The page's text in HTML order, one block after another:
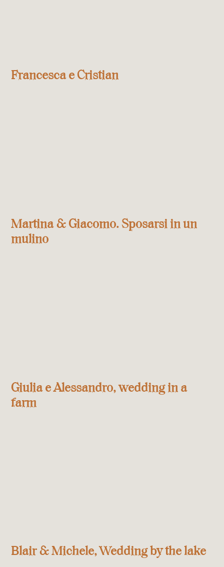
Francesca e Cristian
Martina & Giacomo. Sposarsi in un
mulino
Giulia e Alessandro, wedding in a
farm
Blair & Michele, Wedding by the lake